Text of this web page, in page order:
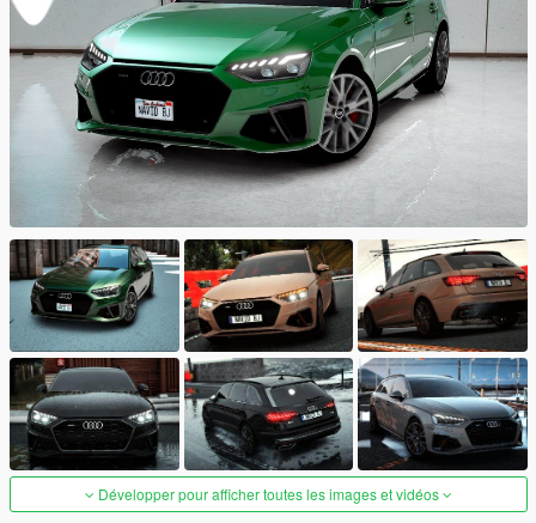
Développer pour afficher toutes les images et vidéos